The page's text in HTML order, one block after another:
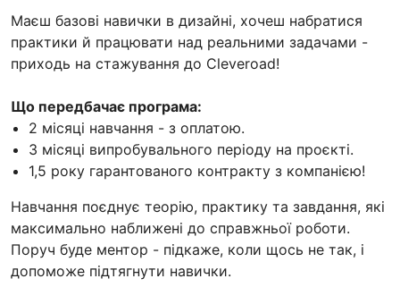
Маєш базові навички в дизайні, хочеш набратися
практики й працювати над реальними задачами -
приходь на стажування до Cleveroad!
Що передбачає програма:
2 місяці навчання - з оплатою.
3 місяці випробувального періоду на проєкті.
1,5 року гарантованого контракту з компанією!
Навчання поєднує теорію, практику та завдання, які
максимально наближені до справжньої роботи.
Поруч буде ментор - підкаже, коли щось не так, і
допоможе підтягнути навички.